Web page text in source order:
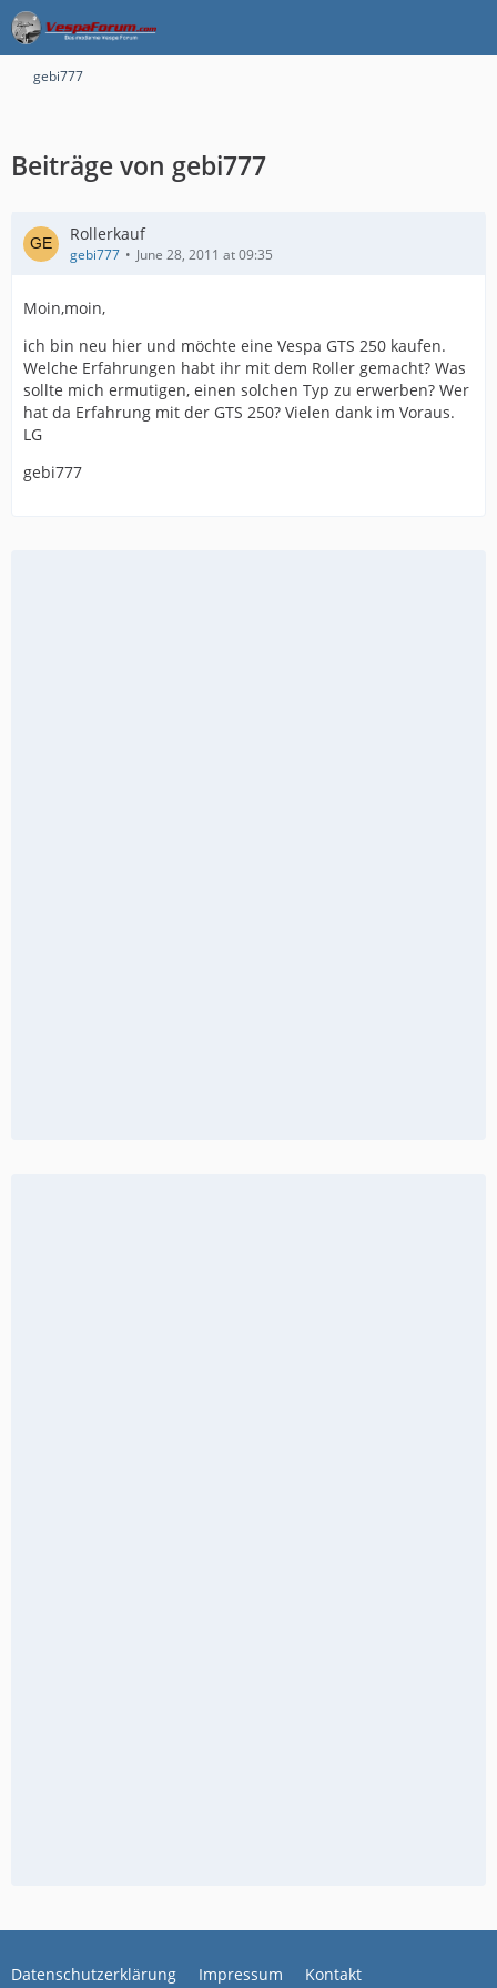
gebi777
Beiträge von gebi777
Rollerkauf
gebi777 June 28, 2011 at 09:35
Moin,moin,
ich bin neu hier und möchte eine Vespa GTS 250 kaufen.
Welche Erfahrungen habt ihr mit dem Roller gemacht? Was
sollte mich ermutigen, einen solchen Typ zu erwerben? Wer
hat da Erfahrung mit der GTS 250? Vielen dank im Voraus.
LG
gebi777
Datenschutzerklärung Impressum Kontakt